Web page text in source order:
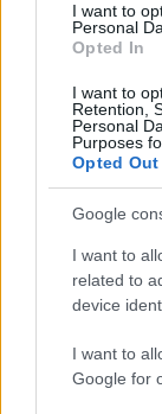
I want to
Personal
Opted In
I want to
Retention,
Personal
Purposes
Opted Out
Google
I want to
related to
device
I want to
Google for
Zugló
Új
– helyben